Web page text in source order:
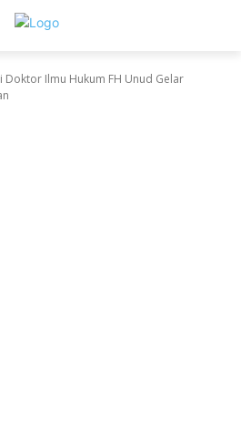
Doktor Ilmu Hukum FH Unud Gelar